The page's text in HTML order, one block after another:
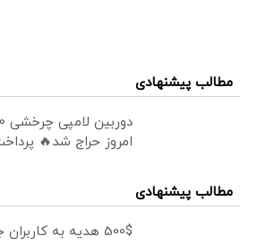
مطالب پیشنهادی
امروز حراج شد🔥
مطالب پیشنهادی
500$ هدیه به کاربران جدید،ثبت نام کن